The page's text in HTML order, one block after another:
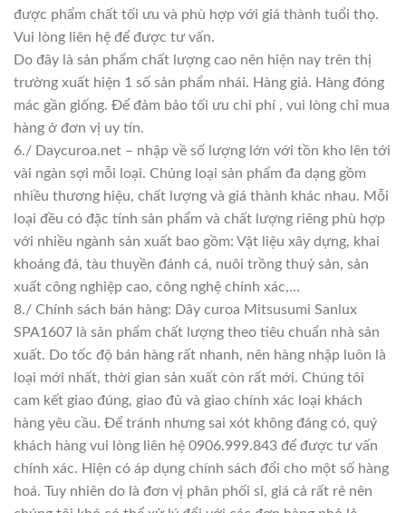
được phẩm chất tối ưu và phù hợp với giá thành tuổi thọ.
Vui lòng liên hệ để được tư vấn.
Do đây là sản phẩm chất lượng cao nên hiện nay trên thị
trường xuất hiện 1 số sản phẩm nhái. Hàng giả. Hàng đóng
mác gần giống. Để đảm bảo tối ưu chi phí , vui lòng chỉ mua
hàng ở đơn vị uy tín.
6./ Daycuroa.net – nhập về số lượng lớn với tồn kho lên tới
vài ngàn sợi mỗi loại. Chủng loại sản phẩm đa dạng gồm
nhiều thương hiệu, chất lượng và giá thành khác nhau. Mỗi
loại đều có đặc tính sản phẩm và chất lượng riêng phù hợp
với nhiều ngành sản xuất bao gồm: Vật liệu xây dựng, khai
khoáng đá, tàu thuyền đánh cá, nuôi trồng thuỷ sản, sản
xuất công nghiệp cao, công nghệ chính xác,…
8./ Chính sách bán hàng: Dây curoa Mitsusumi Sanlux
SPA1607 là sản phẩm chất lượng theo tiêu chuẩn nhà sản
xuất. Do tốc độ bán hàng rất nhanh, nên hàng nhập luôn là
loại mới nhất, thời gian sản xuất còn rất mới. Chúng tôi
cam kết giao đúng, giao đủ và giao chính xác loại khách
hàng yêu cầu. Để tránh nhưng sai xót không đáng có, quý
khách hàng vui lòng liên hệ 0906.999.843 để được tư vấn
chính xác. Hiện có áp dụng chính sách đổi cho một số hàng
hoá. Tuy nhiên do là đơn vị phân phối sỉ, giá cả rất rẻ nên